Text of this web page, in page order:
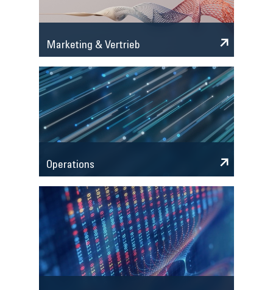
Marketing & Vertrieb
Operations